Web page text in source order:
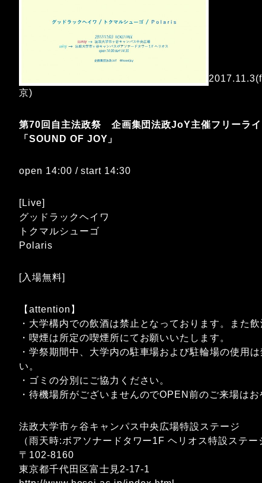
京)
第70回自主法政祭 企画集団法政JoY主催フリーラ
「SOUND OF JOY」
open 14:00 / start 14:30
[Live]
グッドラックヘイワ
トクマルシューゴ
Polaris
[入場無料]
【attention】
・大学構内での飲酒は禁止となっております。また
・喫煙は所定の喫煙所にてお願いいたします。
・学祭期間中、大学内の駐車場および駐輪場の使用
い。
・ゴミの分別にご協力ください。
・待機場所がございませんのでOPEN前のご来場はお
法政大学市ヶ谷キャンパス中央広場特設ステージ
（雨天時:ボアソナードタワー1F ヘリオス特設ステー
〒102-8160
東京都千代田区富士見2-17-1